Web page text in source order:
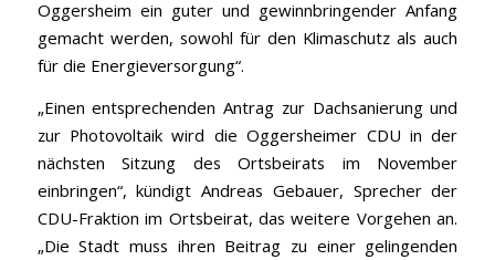
Oggersheim ein guter und gewinnbringender Anfang
gemacht werden, sowohl für den Klimaschutz als auch
für die Energieversorgung“.
„Einen entsprechenden Antrag zur Dachsanierung und
zur Photovoltaik wird die Oggersheimer CDU in der
nächsten Sitzung des Ortsbeirats im November
einbringen“, kündigt Andreas Gebauer, Sprecher der
CDU-Fraktion im Ortsbeirat, das weitere Vorgehen an.
„Die Stadt muss ihren Beitrag zu einer gelingenden